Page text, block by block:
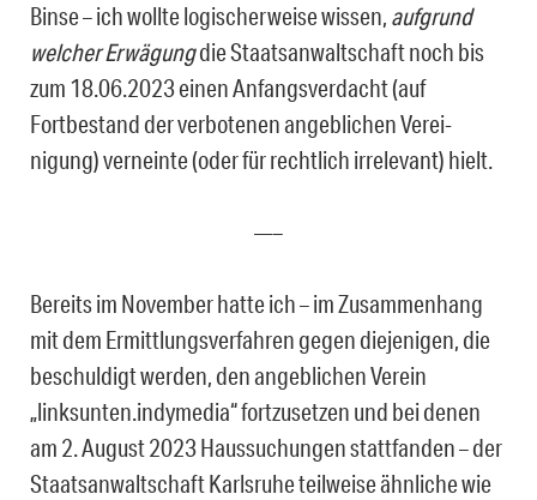
Binse – ich wollte logischerweise wissen, aufgrund
welcher Erwägungdie Staatsanwaltschaft noch bis
zum 18.06.2023 einen Anfangsverdacht (auf
Fortbestand der verbotenen angeblichen Verei­
nigung) verneinte (oder für rechtlich irrelevant) hielt.
—–
Bereits im November hatte ich – im Zusammenhang
mit dem Ermittlungsverfahren ge­gen diejenigen, die
beschuldigt werden, den angeblichen Verein
„linksunten.indymedia“ fortzusetzen und bei denen
am 2. August 2023 Haussuchungen stattfanden – der
Staatsanwaltschaft Karlsruhe teilweise ähnliche wie